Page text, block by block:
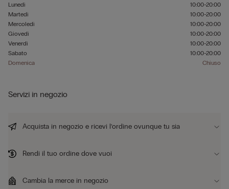
Lunedì
10:00-20:00
Martedì
10:00-20:00
Mercoledì
10:00-20:00
Giovedì
10:00-20:00
Venerdì
10:00-20:00
Sabato
10:00-20:00
Domenica
Chiuso
Servizi in negozio
Acquista in negozio e ricevi l’ordine ovunque tu sia
Rendi il tuo ordine dove vuoi
Cambia la merce in negozio